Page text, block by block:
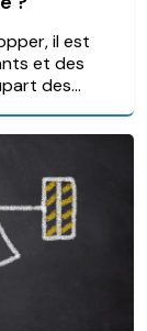
il est
et des
des...